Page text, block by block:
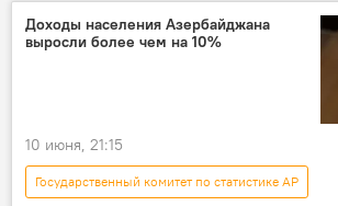
Доходы населения Азербайджана
выросли более чем на 10%
10 июня, 21:15
Государственный комитет по статистике АР